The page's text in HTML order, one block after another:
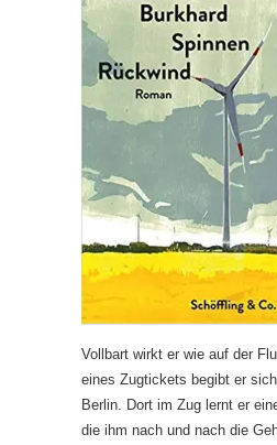
Vollbart wirkt er wie auf der
eines Zugtickets begibt er
Berlin. Dort im Zug lernt er
die ihm nach und nach die